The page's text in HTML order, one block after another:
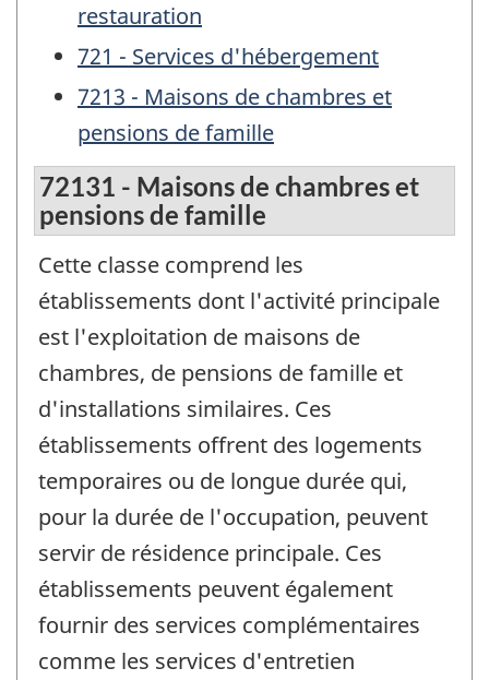
restauration
721 - Services d'hébergement
7213 - Maisons de chambres et
pensions de famille
72131 - Maisons de chambres et
pensions de famille
Cette classe comprend les
établissements dont l'activité principale
est l'exploitation de maisons de
chambres, de pensions de famille et
d'installations similaires. Ces
établissements offrent des logements
temporaires ou de longue durée qui,
pour la durée de l'occupation, peuvent
servir de résidence principale. Ces
établissements peuvent également
fournir des services complémentaires
comme les services d'entretien